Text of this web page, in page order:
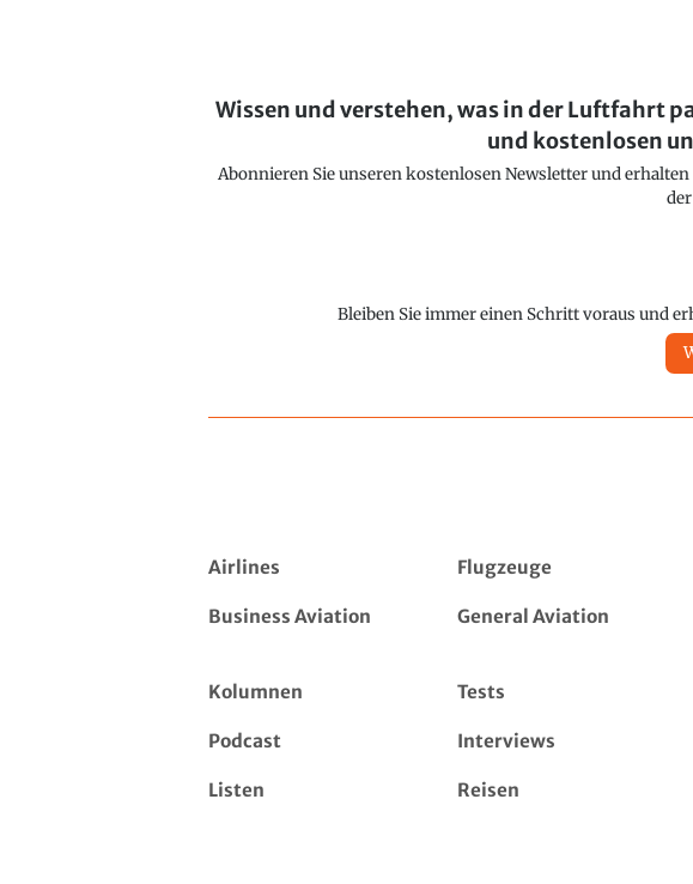
Wissen und verstehen, was in der Luftfahrt
und kostenlosen
Abonnieren Sie unseren kostenlosen Newsletter und
Bleiben Sie immer einen Schritt voraus und
Airlines Flugzeuge
Business Aviation General Aviation
Kolumnen Tests
Podcast Interviews
Listen Reisen